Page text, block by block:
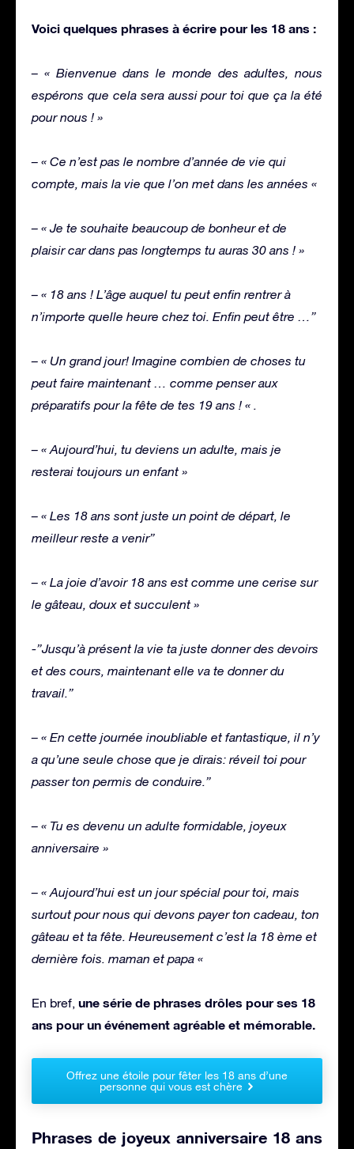
Voici quelques phrases à écrire pour les 18 ans :
– « Bienvenue dans le monde des adultes, nous
espérons que cela sera aussi pour toi que ça la été
pour nous ! »
– « Ce n’est pas le nombre d’année de vie qui
compte, mais la vie que l’on met dans les années «
– « Je te souhaite beaucoup de bonheur et de
plaisir car dans pas longtemps tu auras 30 ans ! »
– « 18 ans ! L’âge auquel tu peut enfin rentrer à
n’importe quelle heure chez toi. Enfin peut être …”
– « Un grand jour! Imagine combien de choses tu
peut faire maintenant … comme penser aux
préparatifs pour la fête de tes 19 ans ! « .
– « Aujourd’hui, tu deviens un adulte, mais je
resterai toujours un enfant »
– « Les 18 ans sont juste un point de départ, le
meilleur reste a venir”
– « La joie d’avoir 18 ans est comme une cerise sur
le gâteau, doux et succulent »
-”Jusqu’à présent la vie ta juste donner des devoirs
et des cours, maintenant elle va te donner du
travail.”
– « En cette journée inoubliable et fantastique, il n’y
a qu’une seule chose que je dirais: réveil toi pour
passer ton permis de conduire.”
– « Tu es devenu un adulte formidable, joyeux
anniversaire »
– « Aujourd’hui est un jour spécial pour toi, mais
surtout pour nous qui devons payer ton cadeau, ton
gâteau et ta fête. Heureusement c’est la 18 ème et
dernière fois. maman et papa «
En bref, une série de phrases drôles pour ses 18
ans pour un événement agréable et mémorable.
Offrez une étoile pour fêter les 18 ans d’une
personne qui vous est chère
Phrases de joyeux anniversaire 18 ans